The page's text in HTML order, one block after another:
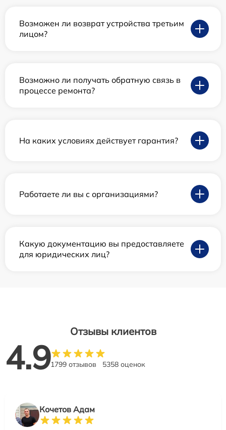
Возможен ли возврат устройства третьим
лицом?
Возможно ли получать обратную связь в
процессе ремонта?
На каких условиях действует гарантия?
Работаете ли вы с организациями?
Какую документацию вы предоставляете
для юридических лиц?
Отзывы клиентов
4.91799 отзывов 5358 оценок
Кочетов Адам